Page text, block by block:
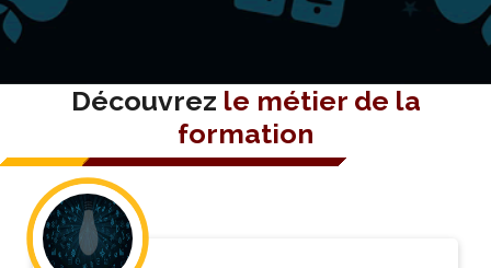
Découvrez le métier de la
formation